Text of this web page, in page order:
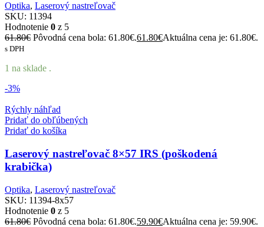
Optika, Laserový nastreľovač
SKU: 11394
Hodnotenie 0 z 5
61.80€ Pôvodná cena bola: 61.80€.61.80€Aktuálna cena je: 61.80€.
s DPH
1 na sklade .
-3%
Rýchly náhľad
Pridať do obľúbených
Pridať do košíka
Laserový nastreľovač 8×57 IRS (poškodená
krabička)
Optika, Laserový nastreľovač
SKU: 11394-8x57
Hodnotenie 0 z 5
61.80€ Pôvodná cena bola: 61.80€.59.90€Aktuálna cena je: 59.90€.